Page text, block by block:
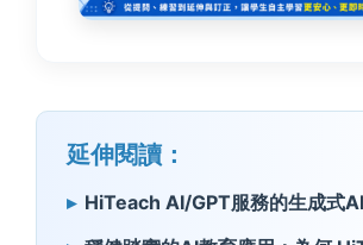
延伸閱讀：
HiTeach AI/GPT服務的生成式